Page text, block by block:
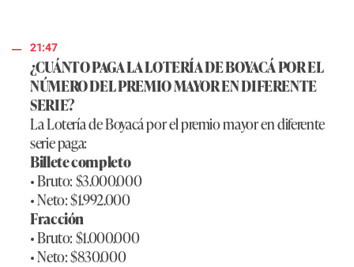
21:47
¿CUÁNTO PAGA LA LOTERÍA DE BOYACÁ POR EL
NÚMERO DEL PREMIO MAYOR EN DIFERENTE
SERIE?
La Lotería de Boyacá por el premio mayor en diferente
serie paga:
Billete completo
• Bruto: $3.000.000
• Neto: $1.992.000
Fracción
• Bruto: $1.000.000
• Neto: $830.000